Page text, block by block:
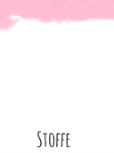
Stoffe